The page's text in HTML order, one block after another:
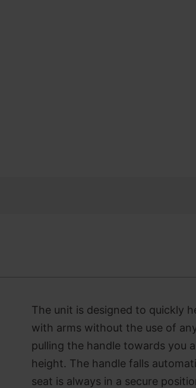
The unit is designed to quickly
with arms without the use of
pulling the handle towards you
height. The handle falls
seat is always in a secure